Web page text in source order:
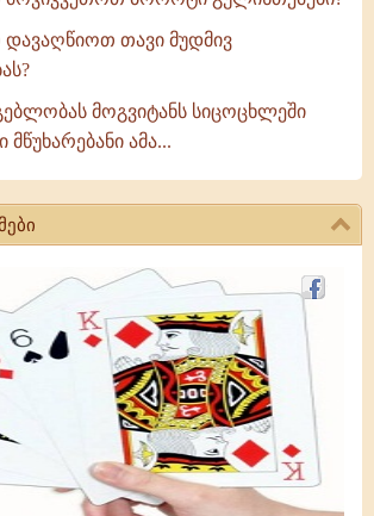
თავი მუდმივ
მოგვიტანს სიცოცხლეში
ამა...